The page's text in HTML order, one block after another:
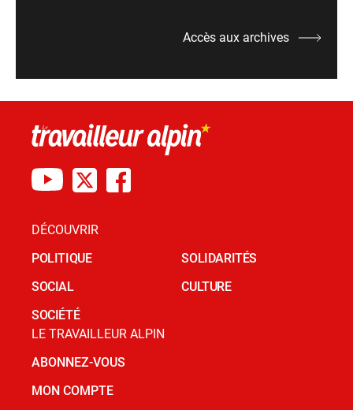
Accès aux archives
DÉCOUVRIR
POLITIQUE
SOCIAL
SOCIÉTÉ
SOLIDARITÉS
CULTURE
LE TRAVAILLEUR ALPIN
ABONNEZ-VOUS
MON COMPTE